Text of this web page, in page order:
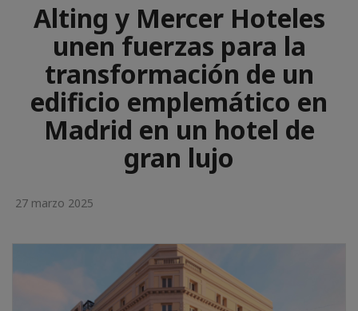
Alting y Mercer Hoteles
unen fuerzas para la
transformación de un
edificio emplemático en
Madrid en un hotel de
gran lujo
27 marzo 2025